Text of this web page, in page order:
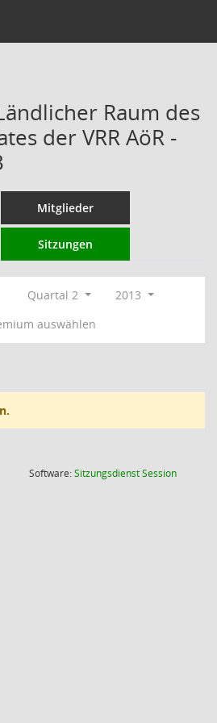
Raum des
der VRR AöR -
Mitglieder
Sitzungen
Quartal 2
2013
auswählen
Software:SitzungsdienstSession(Wird in